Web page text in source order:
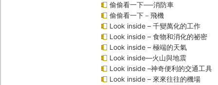
偷偷看一下──消防車
偷偷看一下－飛機
Look inside – 千變萬化的工作
Look inside – 食物和消化的祕密
Look inside – 極端的天氣
Look inside—火山與地震
Look inside –神奇便利的交通工具
Look inside – 來來往往的機場